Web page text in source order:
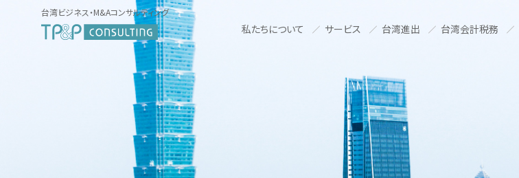
台湾ビジネス・M&Aコンサルティング
私たちについて サービス 台湾進出 台湾会計税務